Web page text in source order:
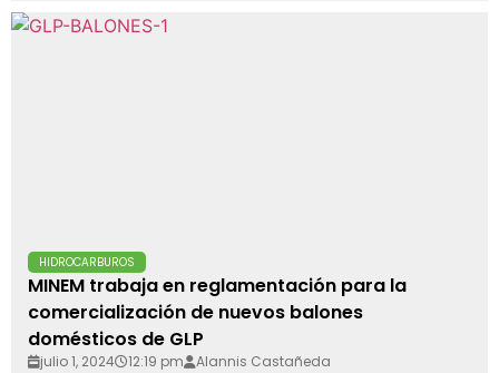
HIDROCARBUROS
MINEM trabaja en reglamentación para la
comercialización de nuevos balones
domésticos de GLP
julio 1, 2024 12:19 pm Alannis Castañeda